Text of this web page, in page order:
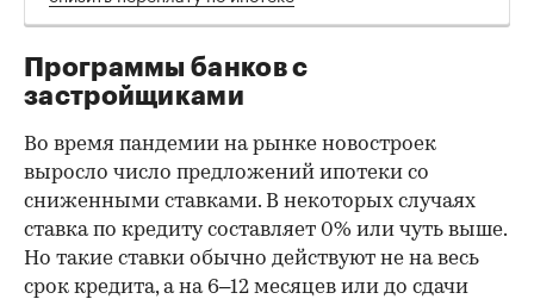
Программы банков с
застройщиками
Во время пандемии на рынке новостроек
выросло число предложений ипотеки со
сниженными ставками. В некоторых случаях
ставка по кредиту составляет 0% или чуть выше.
Но такие ставки обычно действуют не на весь
срок кредита, а на 6–12 месяцев или до сдачи